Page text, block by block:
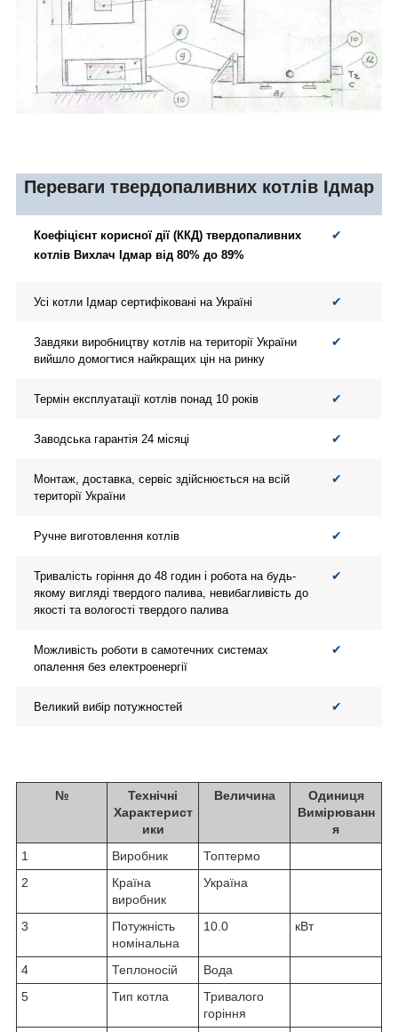
Переваги твердопаливних котлів Ідмар
Коефіцієнт корисної дії (ККД) твердопаливних
котлів Вихлач Ідмар від 80% до 89%
✔
Усі котли Ідмар сертифіковані на Україні ✔
Завдяки виробництву котлів на території України
вийшло домогтися найкращих цін на ринку
✔
Термін експлуатації котлів понад 10 років ✔
Заводська гарантія 24 місяці ✔
Монтаж, доставка, сервіс здійснюється на всій
території України
✔
Ручне виготовлення котлів ✔
Тривалість горіння до 48 годин і робота на будь-
якому вигляді твердого палива, невибагливість до
якості та вологості твердого палива
✔
Можливість роботи в самотечних системах
опалення без електроенергії
✔
Великий вибір потужностей ✔
№
Технічні
Характерист
ики
Величина
Одиниця
Вимірюванн
я
1
Виробник
Топтермо
2
Країна
виробник
Україна
3
Потужність
номінальна
10.0 кВт
4 Теплоносій
Вода
5
Тип котла
Тривалого
горіння